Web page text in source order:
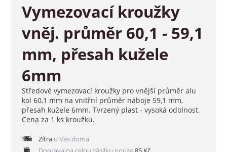
Vymezovací kroužky
vněj. průměr 60,1 - 59,1
mm, přesah kužele
6mm
Středové vymezovací kroužky pro vnější průměr alu
kol 60,1 mm na vnitřní průměr náboje 59,1 mm,
přesah kužele 6mm. Tvrzený plast - vysoká odolnost.
Cena za 1 ks kroužku.
Zítrau Vás doma